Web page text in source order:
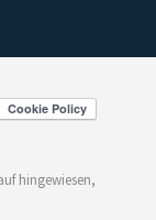
hingewiesen,